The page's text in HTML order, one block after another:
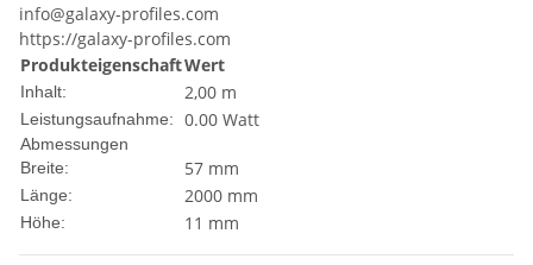
info@galaxy-profiles.com
https://galaxy-profiles.com
ProdukteigenschaftWert
Inhalt: 2,00 m
Leistungsaufnahme: 0.00 Watt
Abmessungen
Breite:
57 mm
Länge: 2000 mm
Höhe: 11 mm